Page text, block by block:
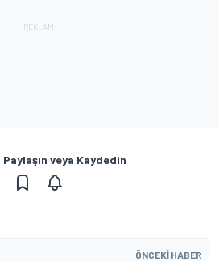
veya Kaydedin
ÖNCEKI HABER